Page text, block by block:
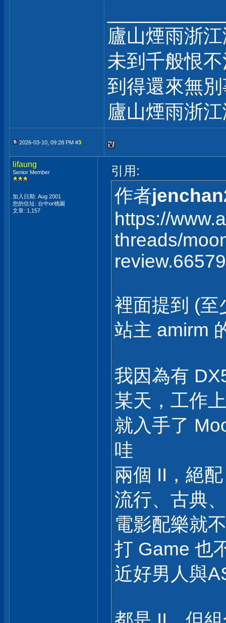
廬山煙雨浙
未到千般恨
到得還來無
廬山煙雨浙
2026-03-10, 09:28 PM #3
lifaung
Senior Member
加入日期: Aug 2001
您的住址: 台中or桃園
文章: 1,157
引用:
作者
https://
threads/
裡面提到 (至
站主 amirm
我因為有
某天，工作
就入手了
哇
兩個 II，絕配
流行、古典
電影配樂就
打 Game 也
近好男人與